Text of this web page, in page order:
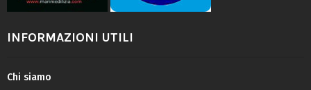
INFORMAZIONI UTILI
Chi siamo